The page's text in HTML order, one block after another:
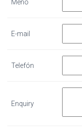
Meno
E-mail
Telefón
Enquiry